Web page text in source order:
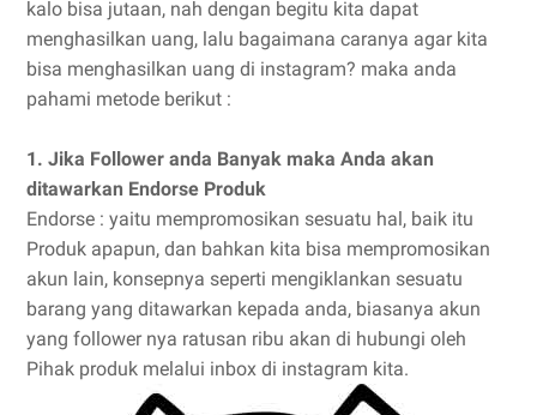
kalo bisa jutaan, nah dengan begitu kita dapat
menghasilkan uang, lalu bagaimana caranya agar kita
bisa menghasilkan uang di instagram? maka anda
pahami metode berikut :
1. Jika Follower anda Banyak maka Anda akan
ditawarkan Endorse Produk
Endorse : yaitu mempromosikan sesuatu hal, baik itu
Produk apapun, dan bahkan kita bisa mempromosikan
akun lain, konsepnya seperti mengiklankan sesuatu
barang yang ditawarkan kepada anda, biasanya akun
yang follower nya ratusan ribu akan di hubungi oleh
Pihak produk melalui inbox di instagram kita.